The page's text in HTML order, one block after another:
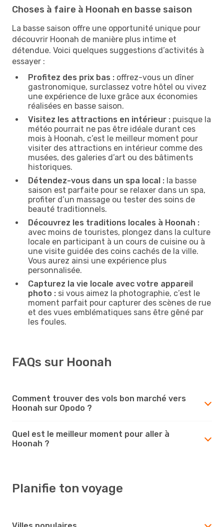
Choses à faire à Hoonah en basse saison
La basse saison offre une opportunité unique pour
découvrir Hoonah de manière plus intime et
détendue. Voici quelques suggestions d’activités à
essayer :
Profitez des prix bas : offrez-vous un dîner
gastronomique, surclassez votre hôtel ou vivez
une expérience de luxe grâce aux économies
réalisées en basse saison.
Visitez les attractions en intérieur : puisque la
météo pourrait ne pas être idéale durant ces
mois à Hoonah, c’est le meilleur moment pour
visiter des attractions en intérieur comme des
musées, des galeries d’art ou des bâtiments
historiques.
Détendez-vous dans un spa local : la basse
saison est parfaite pour se relaxer dans un spa,
profiter d’un massage ou tester des soins de
beauté traditionnels.
Découvrez les traditions locales à Hoonah :
avec moins de touristes, plongez dans la culture
locale en participant à un cours de cuisine ou à
une visite guidée des coins cachés de la ville.
Vous aurez ainsi une expérience plus
personnalisée.
Capturez la vie locale avec votre appareil
photo : si vous aimez la photographie, c’est le
moment parfait pour capturer des scènes de rue
et des vues emblématiques sans être gêné par
les foules.
FAQs sur Hoonah
Comment trouver des vols bon marché vers
Hoonah sur Opodo ?
Quel est le meilleur moment pour aller à
Hoonah ?
Planifie ton voyage